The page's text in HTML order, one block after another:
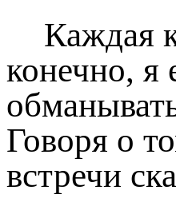
Каждая
конечно, я
Говоря о
встречи